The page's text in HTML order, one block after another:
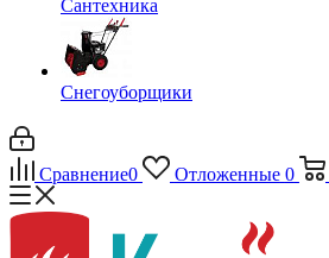
Сантехника
Снегоуборщики
Сравнение0 Отложенные 0